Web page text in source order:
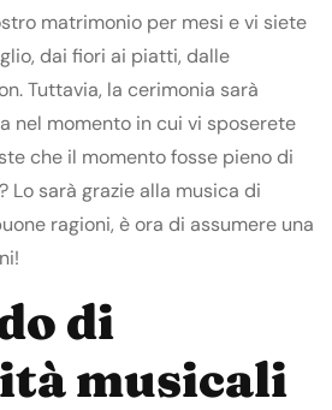
matrimonio per mesi e vi siete
dai fiori ai piatti, dalle
Tuttavia, la cerimonia sarà
nel momento in cui vi sposerete
che il momento fosse pieno di
Lo sarà grazie alla musica di
ragioni, è ora di assumere una
di
musicali